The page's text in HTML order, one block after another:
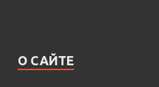
О САЙТЕ